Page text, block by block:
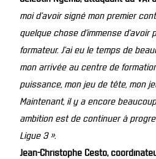
moi d’avoir signé mon premier
quelque chose d’immense
formateur. J’ai eu le temps de
mon arrivée au centre de
puissance, mon jeu de tête, mon
Maintenant, il y a encore
ambition est de continuer à
Ligue 3 ».
Jean-Christophe Cesto,